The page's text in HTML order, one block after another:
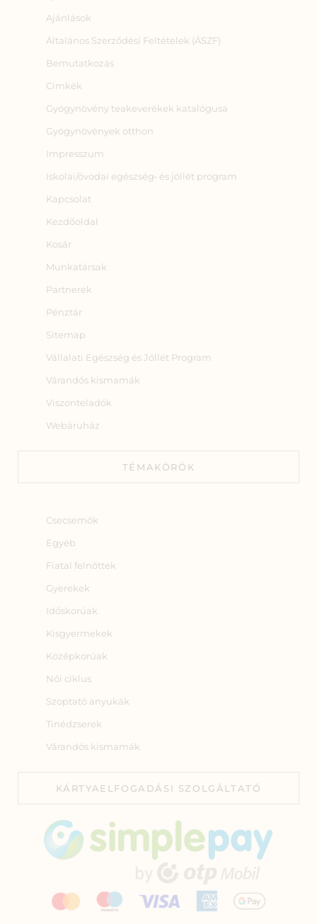
Ajánlások
Általános Szerződési Feltételek (ÁSZF)
Bemutatkozás
Címkék
Gyógynövény teakeverékek katalógusa
Gyógynövények otthon
Impresszum
Iskolai/óvodai egészség‑ és jóllét program
Kapcsolat
Kezdőoldal
Kosár
Munkatársak
Partnerek
Pénztár
Sitemap
Vállalati Egészség és Jóllét Program
Várandós kismamák
Viszonteladók
Webáruház
TÉMAKÖRÖK
Csecsemők
Egyéb
Fiatal felnőttek
Gyerekek
Időskorúak
Kisgyermekek
Középkorúak
Női ciklus
Szoptató anyukák
Tinédzserek
Várandós kismamák
KÁRTYAELFOGADÁSI SZOLGÁLTATÓ